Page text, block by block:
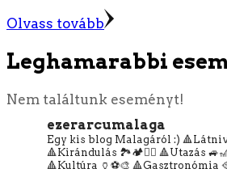
Olvass tovább
Leghamarabbi
Nem találtunk eseményt!
ezerarcumalaga
Egy kis blog Malagáról :)
🔺Kirándulás 🏞️🏕️🧗‍♀️ 🔺Utazás
🔺Kultúra 🏺⚽🎨 🔺Gasztronómia